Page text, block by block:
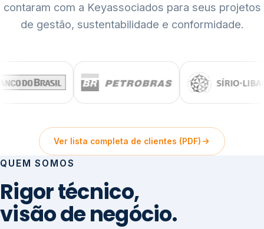
contaram com a Keyassociados para seus projetos
de gestão, sustentabilidade e conformidade.
Ver lista completa de clientes (PDF)
QUEM SOMOS
Rigor técnico,
visão de negócio.